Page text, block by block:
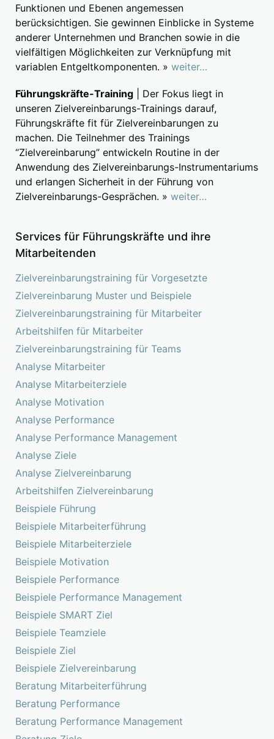
Funktionen und Ebenen angemessen
berücksichtigen. Sie gewinnen Einblicke in Systeme
anderer Unternehmen und Branchen sowie in die
vielfältigen Möglichkeiten zur Verknüpfung mit
variablen Entgeltkomponenten. » weiter…
Führungskräfte-Training | Der Fokus liegt in
unseren Zielvereinbarungs-Trainings darauf,
Führungskräfte fit für Zielvereinbarungen zu
machen. Die Teilnehmer des Trainings
“Zielvereinbarung” entwickeln Routine in der
Anwendung des Zielvereinbarungs-Instrumentariums
und erlangen Sicherheit in der Führung von
Zielvereinbarungs-Gesprächen. » weiter…
Services für Führungskräfte und ihre
Mitarbeitenden
Zielvereinbarungstraining für Vorgesetzte
Zielvereinbarung Muster und Beispiele
Zielvereinbarungstraining für Mitarbeiter
Arbeitshilfen für Mitarbeiter
Zielvereinbarungstraining für Teams
Analyse Mitarbeiter
Analyse Mitarbeiterziele
Analyse Motivation
Analyse Performance
Analyse Performance Management
Analyse Ziele
Analyse Zielvereinbarung
Arbeitshilfen Zielvereinbarung
Beispiele Führung
Beispiele Mitarbeiterführung
Beispiele Mitarbeiterziele
Beispiele Motivation
Beispiele Performance
Beispiele Performance Management
Beispiele SMART Ziel
Beispiele Teamziele
Beispiele Ziel
Beispiele Zielvereinbarung
Beratung Mitarbeiterführung
Beratung Performance
Beratung Performance Management